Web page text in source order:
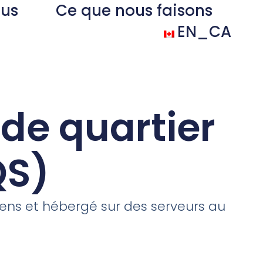
Ce que nous faisons
EN_CA
quartier
et hébergé sur des serveurs au